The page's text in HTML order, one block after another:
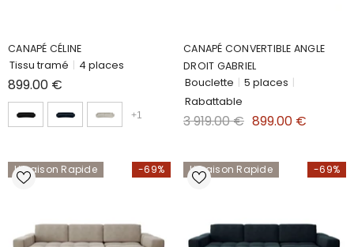
CANAPÉ CÉLINE
Tissu tramé | 4 places
899.00 €
+1
CANAPÉ CONVERTIBLE ANGLE
DROIT GABRIEL
Bouclette | 5 places |
Rabattable
3 919.00 € 899.00 €
-69%
Livraison Rapide -69%
Livraison Rapide